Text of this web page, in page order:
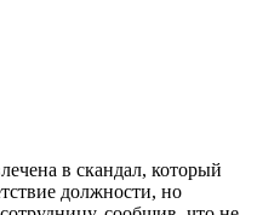
в скандал, который
должности, но